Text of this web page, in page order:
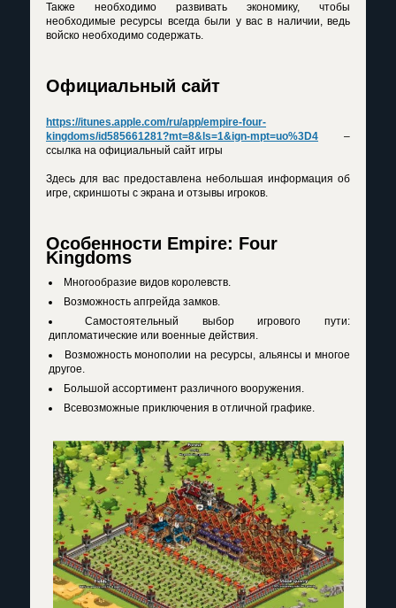
Также необходимо развивать экономику, чтобы
необходимые ресурсы всегда были у вас в наличии, ведь
войско необходимо содержать.
Официальный сайт
https://itunes.apple.com/ru/app/empire-four-
kingdoms/id585661281?mt=8&ls=1&ign-mpt=uo%3D4 –
ссылка на официальный сайт игры
Здесь для вас предоставлена небольшая информация об
игре, скриншоты с экрана и отзывы игроков.
Особенности Empire: Four
Kingdoms
Многообразие видов королевств.
Возможность апгрейда замков.
Самостоятельный выбор игрового пути:
дипломатические или военные действия.
Возможность монополии на ресурсы, альянсы и многое
другое.
Большой ассортимент различного вооружения.
Всевозможные приключения в отличной графике.